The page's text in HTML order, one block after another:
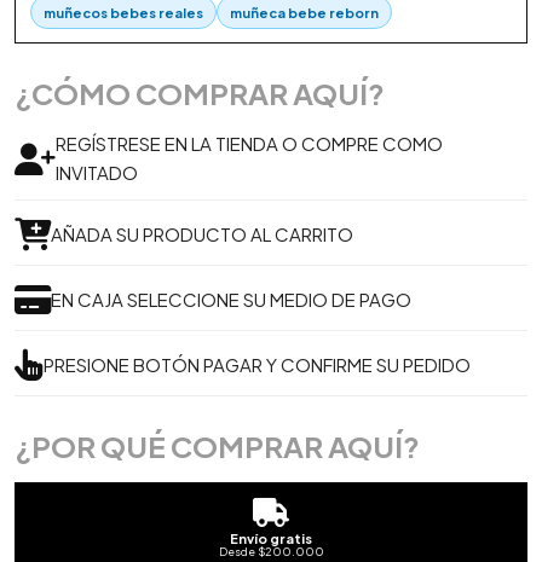
muñecos bebes reales muñeca bebe reborn
¿CÓMO COMPRAR AQUÍ?
REGÍSTRESE EN LA TIENDA O COMPRE COMO
INVITADO
AÑADA SU PRODUCTO AL CARRITO
EN CAJA SELECCIONE SU MEDIO DE PAGO
PRESIONE BOTÓN PAGAR Y CONFIRME SU PEDIDO
¿POR QUÉ COMPRAR AQUÍ?
Envío gratis
Desde $200.000